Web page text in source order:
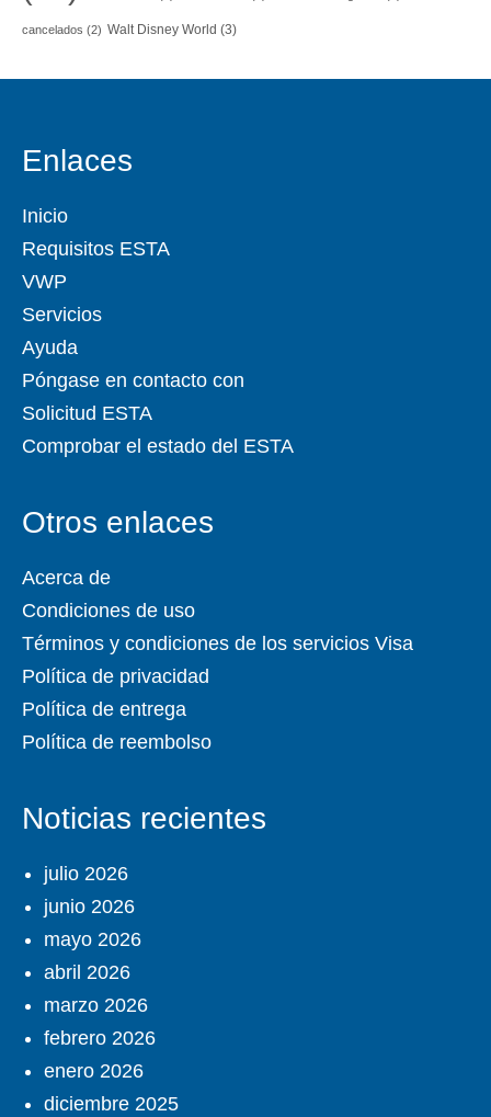
cancelados (2) Walt Disney World (3)
Enlaces
Inicio
Requisitos ESTA
VWP
Servicios
Ayuda
Póngase en contacto con
Solicitud ESTA
Comprobar el estado del ESTA
Otros enlaces
Acerca de
Condiciones de uso
Términos y condiciones de los servicios Visa
Política de privacidad
Política de entrega
Política de reembolso
Noticias recientes
julio 2026
junio 2026
mayo 2026
abril 2026
marzo 2026
febrero 2026
enero 2026
diciembre 2025